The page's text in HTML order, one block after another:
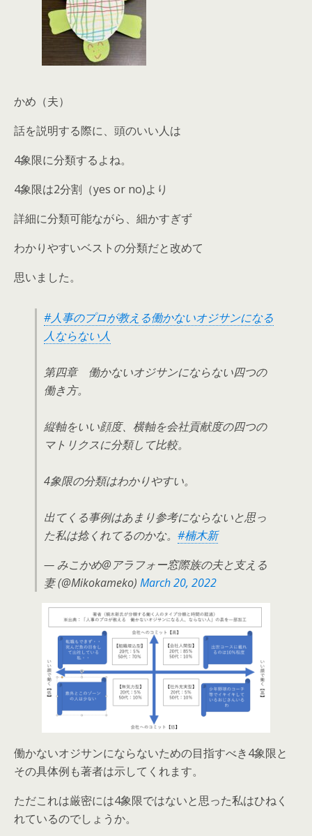
かめ（夫）
話を説明する際に、頭のいい人は
4象限に分類するよね。
4象限は2分割（yes or no)より
詳細に分類可能ながら、細かすぎず
わかりやすいベストの分類だと改めて
思いました。
#人事のプロが教える働かないオジサンになる
人ならない人
第四章 働かないオジサンにならない四つの
働き方。
縦軸をいい顔度、横軸を会社貢献度の四つの
マトリクスに分類して比較。
4象限の分類はわかりやすい。
出てくる事例はあまり参考にならないと思っ
た私は捻くれてるのかな。 #楠木新
— みこかめ@アラフォー窓際族の夫と支える
妻 (@Mikokameko) March 20, 2022
働かないオジサンにならないための目指すべき4象限と
その具体例も著者は示してくれます。
ただこれは厳密には4象限ではないと思った私はひねく
れているのでしょうか。